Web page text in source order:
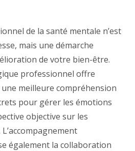
de la santé mentale n’est
mais une démarche
de votre bien-être.
professionnel offre
meilleure compréhension
pour gérer les émotions
objective sur les
également la collaboration